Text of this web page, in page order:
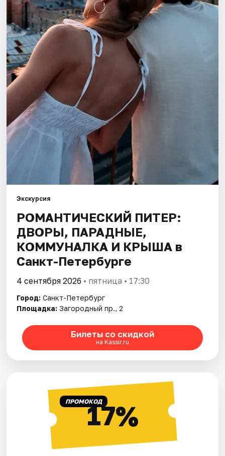
Города
Площадки
Артисты
Рейтинги
Экскурсия
РОМАНТИЧЕСКИЙ ПИТЕР:
ДВОРЫ, ПАРАДНЫЕ,
КОММУНАЛКА И КРЫША в
Санкт-Петербурге
4 сентября 2026 • пятница • 17:30
Город: Санкт-Петербург
Площадка: Загородный пр., 2
Билеты со скидкой
на Kassir.ru
ПРОМОКОД17%